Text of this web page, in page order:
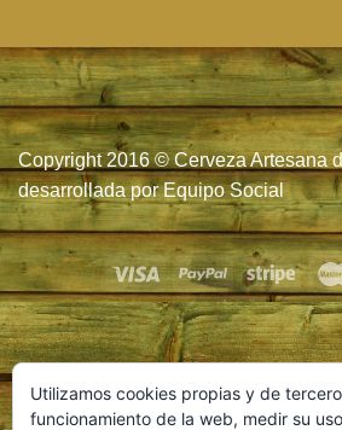
Copyright 2016 © Cerveza Artesana
desarrollada porEquipo Social
Utilizamos cookies propias y de
funcionamiento de la web, medir su